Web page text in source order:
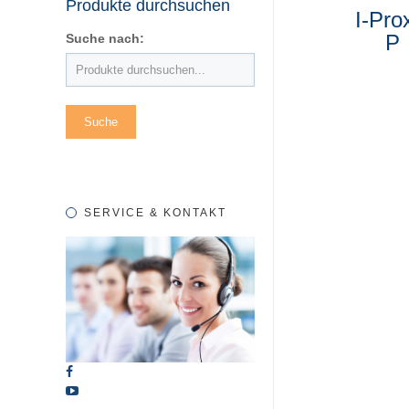
I-
P
Produkte durchsuchen
Suche nach:
SERVICE & KONTAKT